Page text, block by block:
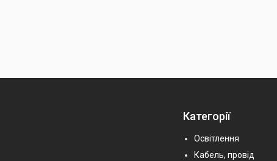
Категорії
Освітлення
Кабель, провід